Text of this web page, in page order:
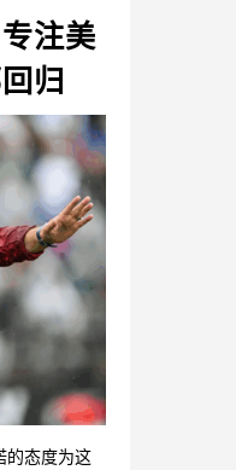
注美
归
的态度为这